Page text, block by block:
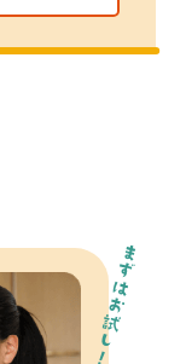
まずはお試し！